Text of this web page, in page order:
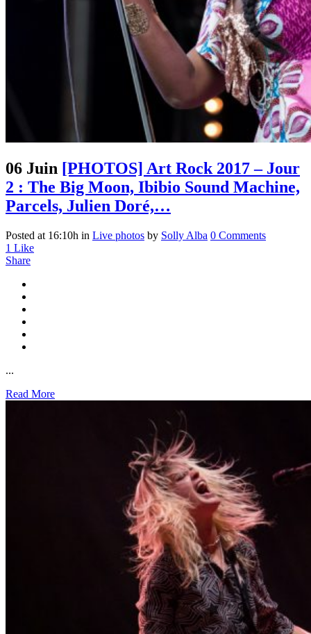
06 Juin [PHOTOS] Art Rock 2017 – Jour
2 : The Big Moon, Ibibio Sound Machine,
Parcels, Julien Doré,…
Posted at 16:10h in Live photos by Solly Alba 0 Comments
1 Like
Share
...
Read More